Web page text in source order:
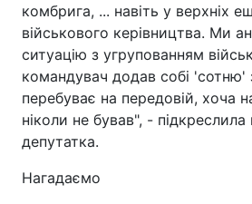
комбрига, ... навіть у верхніх
військового керівництва. Ми
ситуацію з угрупованням
командувач додав собі 'сотню'
перебуває на передовій, хоча
ніколи не бував", -
депутатка.
Нагадаємо